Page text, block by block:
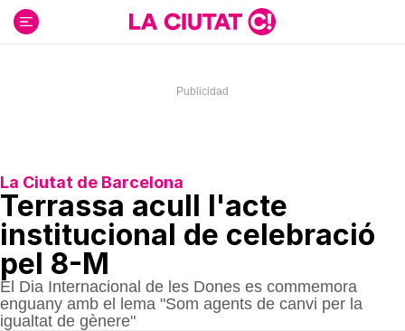
contenido
La Ciutat de Barcelona
Terrassa acull l'acte
institucional de celebració
pel 8-M
El Dia Internacional de les Dones es commemora
enguany amb el lema "Som agents de canvi per la
igualtat de gènere"